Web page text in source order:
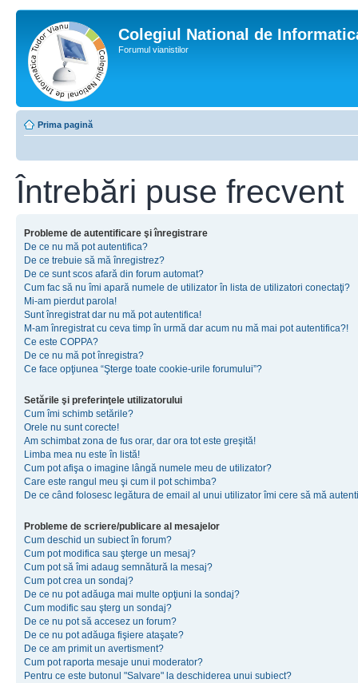
Colegiul National de
Forumul vianistilor
Prima pagină
Întrebări puse frecvent
Probleme de autentificare şi înregistrare
De ce nu mă pot autentifica?
De ce trebuie să mă înregistrez?
De ce sunt scos afară din forum automat?
Cum fac să nu îmi apară numele de utilizator în lista de utilizatori conectaţi?
Mi-am pierdut parola!
Sunt înregistrat dar nu mă pot autentifica!
M-am înregistrat cu ceva timp în urmă dar acum nu mă mai pot autentifica?!
Ce este COPPA?
De ce nu mă pot înregistra?
Ce face opţiunea “Şterge toate cookie-urile forumului”?
Setările şi preferinţele utilizatorului
Cum îmi schimb setările?
Orele nu sunt corecte!
Am schimbat zona de fus orar, dar ora tot este greşită!
Limba mea nu este în listă!
Cum pot afişa o imagine lângă numele meu de utilizator?
Care este rangul meu şi cum il pot schimba?
De ce când folosesc legătura de email al unui utilizator îmi cere să mă
Probleme de scriere/publicare al mesajelor
Cum deschid un subiect în forum?
Cum pot modifica sau şterge un mesaj?
Cum pot să îmi adaug semnătură la mesaj?
Cum pot crea un sondaj?
De ce nu pot adăuga mai multe opţiuni la sondaj?
Cum modific sau şterg un sondaj?
De ce nu pot să accesez un forum?
De ce nu pot adăuga fişiere ataşate?
De ce am primit un avertisment?
Cum pot raporta mesaje unui moderator?
Pentru ce este butonul "Salvare" la deschiderea unui subiect?